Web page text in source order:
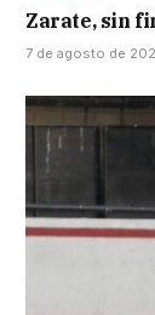
Zarate, sin
7 de agosto de